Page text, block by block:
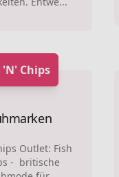
'N' Chips
Outlet: Fish
- britische